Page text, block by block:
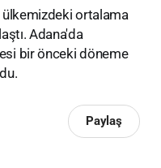
ortalama
Adana'da
bir önceki döneme
Paylaş